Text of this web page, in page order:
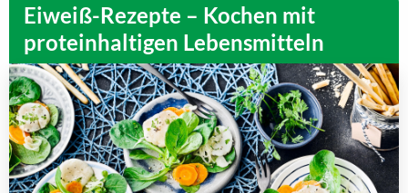
Eiweiß-Rezepte – Kochen mit
proteinhaltigen Lebensmitteln